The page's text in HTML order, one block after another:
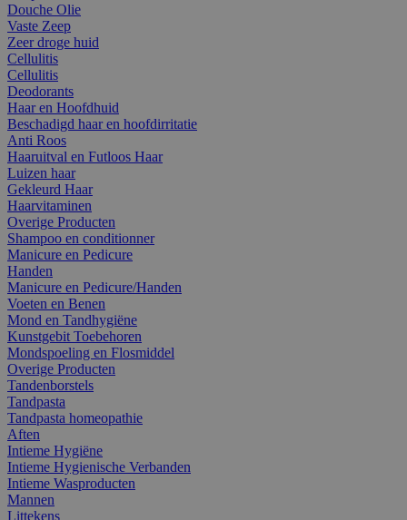
Douche Olie
Vaste Zeep
Zeer droge huid
Cellulitis
Cellulitis
Deodorants
Haar en Hoofdhuid
Beschadigd haar en hoofdirritatie
Anti Roos
Haaruitval en Futloos Haar
Luizen haar
Gekleurd Haar
Haarvitaminen
Overige Producten
Shampoo en conditionner
Manicure en Pedicure
Handen
Manicure en Pedicure/Handen
Voeten en Benen
Mond en Tandhygiëne
Kunstgebit Toebehoren
Mondspoeling en Flosmiddel
Overige Producten
Tandenborstels
Tandpasta
Tandpasta homeopathie
Aften
Intieme Hygiëne
Intieme Hygienische Verbanden
Intieme Wasproducten
Mannen
Littekens